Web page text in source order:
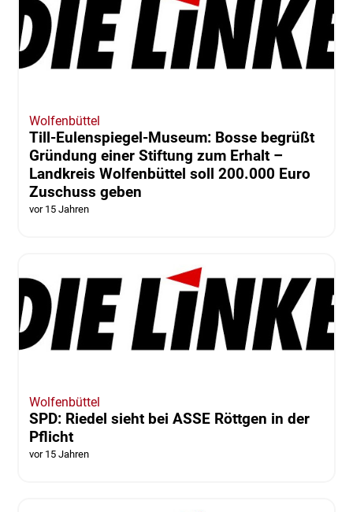
Wolfenbüttel
Till-Eulenspiegel-Museum: Bosse begrüßt
Gründung einer Stiftung zum Erhalt –
Landkreis Wolfenbüttel soll 200.000 Euro
Zuschuss geben
vor 15 Jahren
Wolfenbüttel
SPD: Riedel sieht bei ASSE Röttgen in der
Pflicht
vor 15 Jahren